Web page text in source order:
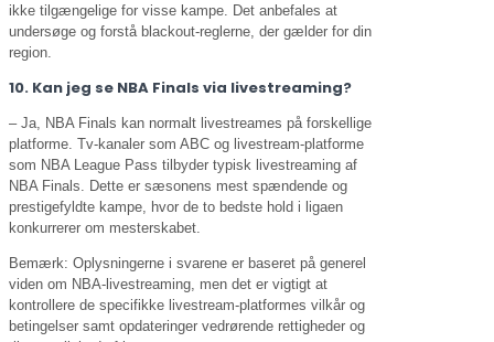
ikke tilgængelige for visse kampe. Det anbefales at
undersøge og forstå blackout-reglerne, der gælder for din
region.
10. Kan jeg se NBA Finals via livestreaming?
– Ja, NBA Finals kan normalt livestreames på forskellige
platforme. Tv-kanaler som ABC og livestream-platforme
som NBA League Pass tilbyder typisk livestreaming af
NBA Finals. Dette er sæsonens mest spændende og
prestigefyldte kampe, hvor de to bedste hold i ligaen
konkurrerer om mesterskabet.
Bemærk: Oplysningerne i svarene er baseret på generel
viden om NBA-livestreaming, men det er vigtigt at
kontrollere de specifikke livestream-platformes vilkår og
betingelser samt opdateringer vedrørende rettigheder og